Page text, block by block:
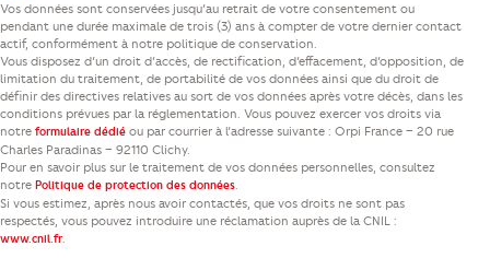
Vos données sont conservées jusqu’au retrait de votre consentement ou
pendant une durée maximale de trois (3) ans à compter de votre dernier contact
actif, conformément à notre politique de conservation.
Vous disposez d’un droit d’accès, de rectification, d’effacement, d’opposition, de
limitation du traitement, de portabilité de vos données ainsi que du droit de
définir des directives relatives au sort de vos données après votre décès, dans les
conditions prévues par la réglementation. Vous pouvez exercer vos droits via
notre formulaire dédié ou par courrier à l’adresse suivante : Orpi France – 20 rue
Charles Paradinas – 92110 Clichy.
Pour en savoir plus sur le traitement de vos données personnelles, consultez
notre Politique de protection des données.
Si vous estimez, après nous avoir contactés, que vos droits ne sont pas
respectés, vous pouvez introduire une réclamation auprès de la CNIL :
www.cnil.fr.